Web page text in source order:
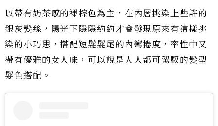
以帶有奶茶感的裸棕色為主，在內層挑染上些許的
銀灰髮絲，陽光下隱隱約約才會發現原來有這樣挑
染的小巧思，搭配短髮髮尾的內彎捲度，率性中又
帶有優雅的女人味，可以說是人人都可駕馭的髮型
髮色搭配。